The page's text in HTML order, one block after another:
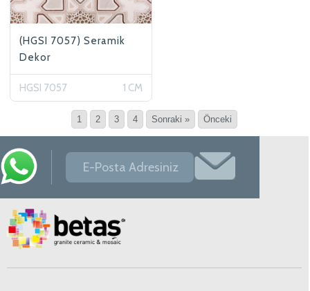
(HGSI 7057) Seramik
Dekor
HGSI 7057 1 CM
1 2 3 4 Sonraki » Önceki